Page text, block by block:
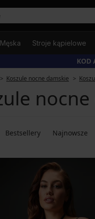
Męska Stroje kąpielowe
KOD
Koszule nocne damskie
Bestsellery Najnowsze